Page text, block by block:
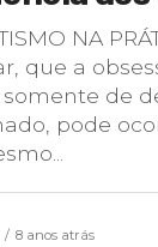
NA
que a
de
pode
8 anos atrás